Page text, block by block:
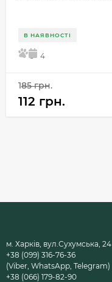
В НАЯВНОСТІ
5 4
185 грн.
112 грн.
м. Харків, вул.Сухумська, 24
+38 (099) 316-76-36
(Viber, WhatsApp, Telegram)
+38 (066) 179-82-90